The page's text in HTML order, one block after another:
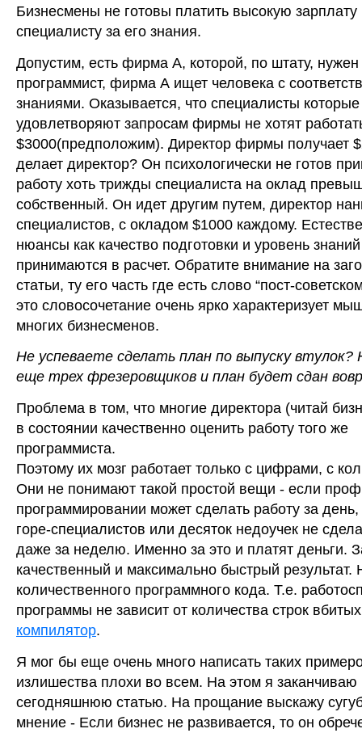
Бизнесмены не готовы платить высокую зарплату
специалисту за его знания.
Допустим, есть фирма А, которой, по штату, нужен
программист, фирма А ищет человека с
знаниями. Оказывается, что специалисты
удовлетворяют запросам фирмы не хотят
$3000(предположим). Директор фирмы получает
делает директор? Он психологически не готов
работу хоть трижды специалиста на оклад
собственный. Он идет другим путем, директор
специалистов, с окладом $1000 каждому.
нюансы как качество подготовки и уровень
принимаются в расчет. Обратите внимание на
статьи, ту его часть где есть слово “пост-
это словосочетание очень ярко характеризует
многих бизнесменов.
Не успеваете сделать план по выпуску
еще трех фрезеровщиков и план будет сдан
Проблема в том, что многие директора (читай
в состоянии качественно оценить работу того же
программиста.
Поэтому их мозг работает только с цифрами, с
Они не понимают такой простой вещи - если
программировании может сделать работу за день,
горе-специалистов или десяток недоучек не
даже за неделю. Именно за это и платят деньги.
качественный и максимально быстрый результат.
количественного программного кода. Т.е.
программы не зависит от количества строк
компилятор.
Я мог бы еще очень много написать таких
излишества плохи во всем. На этом я заканчиваю
сегодняшнюю статью. На прощание выскажу
мнение - Если бизнес не развивается, то он